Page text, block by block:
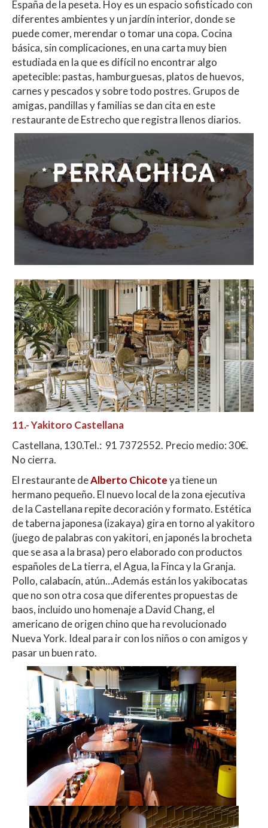
España de la peseta. Hoy es un espacio sofisticado con
diferentes ambientes y un jardín interior, donde se
puede comer, merendar o tomar una copa. Cocina
básica, sin complicaciones, en una carta muy bien
estudiada en la que es difícil no encontrar algo
apetecible: pastas, hamburguesas, platos de huevos,
carnes y pescados y sobre todo postres. Grupos de
amigas, pandillas y familias se dan cita en este
restaurante de Estrecho que registra llenos diarios.
11.-Yakitoro Castellana
Castellana, 130.Tel.: 91 7372552. Precio medio: 30€.
No cierra.
El restaurante deAlberto Chicoteya tiene un
hermano pequeño. El nuevo local de la zona ejecutiva
de la Castellana repite decoración y formato. Estética
de taberna japonesa (izakaya) gira en torno al yakitoro
(juego de palabras con yakitori, en japonés la brocheta
que se asa a la brasa) pero elaborado con productos
españoles de La tierra, el Agua, la Finca y la Granja.
Pollo, calabacín, atún…Además están los yakibocatas
que no son otra cosa que diferentes propuestas de
baos, incluido uno homenaje a David Chang, el
americano de origen chino que ha revolucionado
Nueva York. Ideal para ir con los niños o con amigos y
pasar un buen rato.